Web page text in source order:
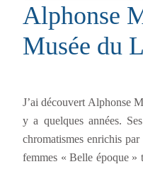
Alphonse
Musée du
J’ai découvert Alphonse
y a quelques années.
chromatismes enrichis par
femmes « Belle époque »